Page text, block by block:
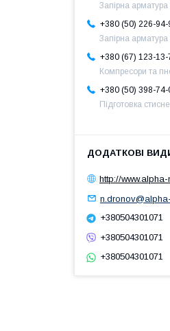
Запірна
+380 (50) 226-94-
Запірна
+380 (67) 123-13-
Компресори та
+380 (50) 398-74-
Підготовка
http://
+380504301071
+380504301071
+380504301071